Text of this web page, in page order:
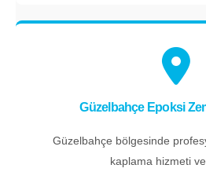
Güzelbahçe Epoksi
Güzelbahçe bölgesinde
kaplama hizmeti